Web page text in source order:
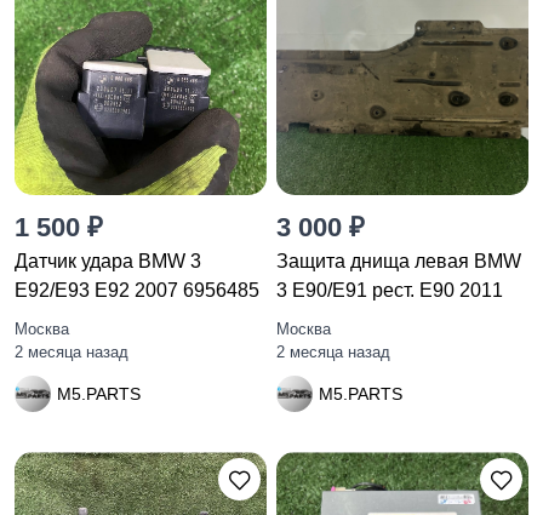
1 500 ₽
Датчик удара BMW 3
E92/E93 E92 2007 6956485
Москва
2 месяца назад
M5.PARTS
3 000 ₽
Защита днища левая BMW
3 E90/E91 рест. E90 2011
Москва
2 месяца назад
M5.PARTS